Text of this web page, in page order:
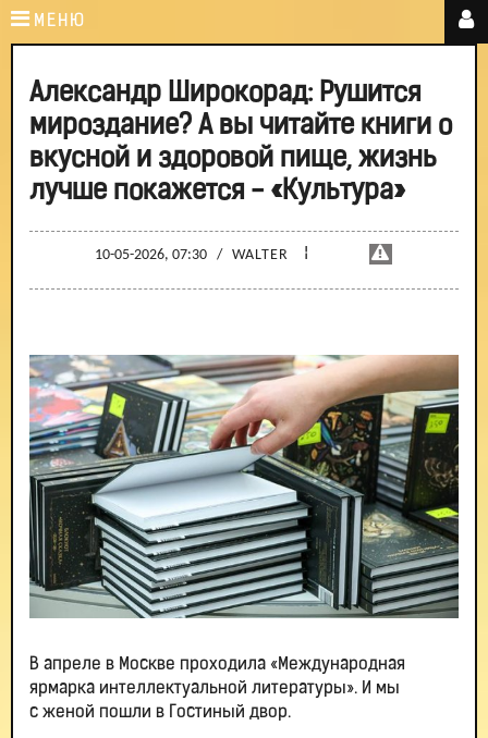
МЕНЮ
Александр Широкорад: Рушится
мироздание? А вы читайте книги о
вкусной и здоровой пище, жизнь
лучше покажется - «Культура»
10-05-2026, 07:30 / WALTER ¦
В апреле в Москве проходила «Международная
ярмарка интеллектуальной литературы». И мы
с женой пошли в Гостиный двор.